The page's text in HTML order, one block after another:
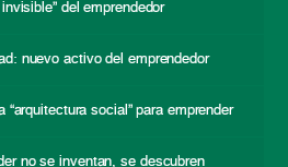
del emprendedor
nuevo activo del emprendedor
“arquitectura social” para emprender
no se inventan, se descubren